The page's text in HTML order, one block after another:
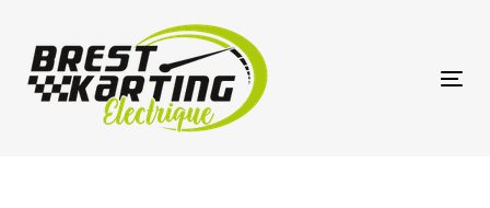
primary
navigation